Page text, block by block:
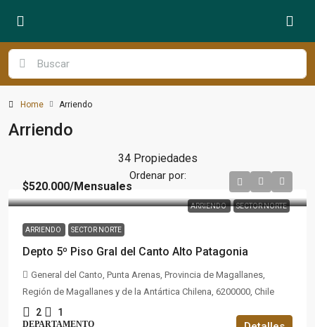
Home Arriendo
Arriendo
34 Propiedades
Ordenar por:
ARRIENDO SECTOR NORTE
$520.000/Mensuales
ARRIENDO SECTOR NORTE
Depto 5º Piso Gral del Canto Alto Patagonia
General del Canto, Punta Arenas, Provincia de Magallanes,
Región de Magallanes y de la Antártica Chilena, 6200000, Chile
2 1
DEPARTAMENTO